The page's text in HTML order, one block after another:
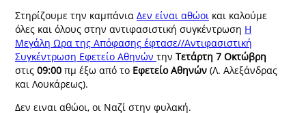
Στηρίζουμε την καμπάνια Δεν είναι αθώοικαι καλούμε
όλες και όλους στην αντιφασιστική συγκέντρωση Η
Μεγάλη Ωρα της Απόφασης έφτασε//Αντιφασιστική
Συγκέντρωση Εφετείο Αθηνών την Τετάρτη 7 Οκτώβρη
στις 09:00πμ έξω από το Εφετείο Αθηνών(Λ. Αλεξάνδρας
και Λουκάρεως).
Δεν ειναι αθώοι, οι Ναζί στην φυλακή.